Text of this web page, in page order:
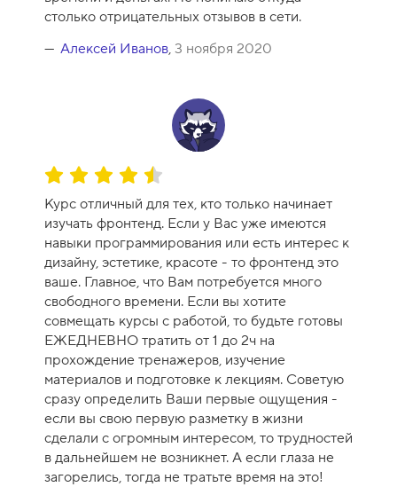
н
к
а
1
0
столько отрицательных отзывов в сети.
Алексей Иванов, 3 ноября 2020
О
е
н
к
а
к
у
р
с
а
-
9
Курс отличный для тех, кто только начинает
изучать фронтенд. Если у Вас уже имеются
навыки программирования или есть интерес к
дизайну, эстетике, красоте - то фронтенд это
ваше. Главное, что Вам потребуется много
свободного времени. Если вы хотите
совмещать курсы с работой, то будьте готовы
ЕЖЕДНЕВНО тратить от 1 до 2ч на
прохождение тренажеров, изучение
материалов и подготовке к лекциям. Советую
сразу определить Ваши первые ощущения -
если вы свою первую разметку в жизни
сделали с огромным интересом, то трудностей
в дальнейшем не возникнет. А если глаза не
загорелись, тогда не тратьте время на это!